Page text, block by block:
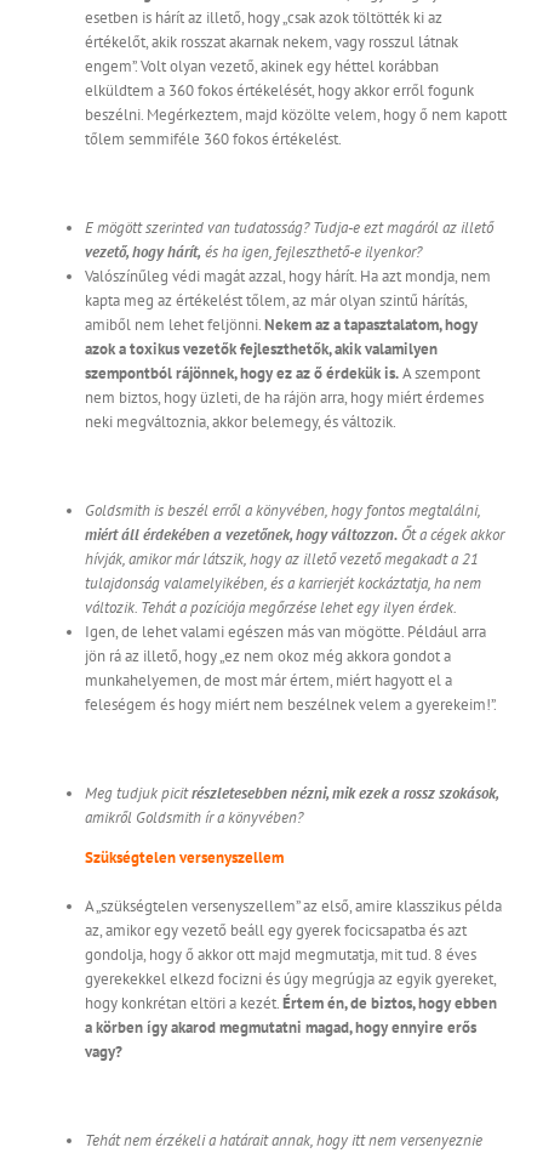
esetben is hárít az illető, hogy „csak azok töltötték ki az
értékelőt, akik rosszat akarnak nekem, vagy rosszul látnak
engem”. Volt olyan vezető, akinek egy héttel korábban
elküldtem a 360 fokos értékelését, hogy akkor erről fogunk
beszélni. Megérkeztem, majd közölte velem, hogy ő nem kapott
tőlem semmiféle 360 fokos értékelést.
E mögött szerinted van tudatosság? Tudja-e ezt magáról az illető
vezető, hogy hárít, és ha igen, fejleszthető-e ilyenkor?
Valószínűleg védi magát azzal, hogy hárít. Ha azt mondja, nem
kapta meg az értékelést tőlem, az már olyan szintű hárítás,
amiből nem lehet feljönni.Nekem az a tapasztalatom, hogy
azok a toxikus vezetők fejleszthetők, akik valamilyen
szempontból rájönnek, hogy ez az ő érdekük is.A szempont
nem biztos, hogy üzleti, de ha rájön arra, hogy miért érdemes
neki megváltoznia, akkor belemegy, és változik.
Goldsmith is beszél erről a könyvében, hogy fontos megtalálni,
miért áll érdekében a vezetőnek, hogy változzon. Őt a cégek akkor
hívják, amikor már látszik, hogy az illető vezető megakadt a 21
tulajdonság valamelyikében, és a karrierjét kockáztatja, ha nem
változik. Tehát a pozíciója megőrzése lehet egy ilyen érdek.
Igen, de lehet valami egészen más van mögötte. Például arra
jön rá az illető, hogy „ez nem okoz még akkora gondot a
munkahelyemen, de most már értem, miért hagyott el a
feleségem és hogy miért nem beszélnek velem a gyerekeim!”.
Meg tudjuk picitrészletesebben nézni, mik ezek a rossz szokások,
amikről Goldsmith ír a könyvében?
Szükségtelen versenyszellem
A „szükségtelen versenyszellem” az első, amire klasszikus példa
az, amikor egy vezető beáll egy gyerek focicsapatba és azt
gondolja, hogy ő akkor ott majd megmutatja, mit tud. 8 éves
gyerekekkel elkezd focizni és úgy megrúgja az egyik gyereket,
hogy konkrétan eltöri a kezét.Értem én, de biztos, hogy ebben
a körben így akarod megmutatni magad, hogy ennyire erős
vagy?
Tehát nem érzékeli a határait annak, hogy itt nem versenyeznie